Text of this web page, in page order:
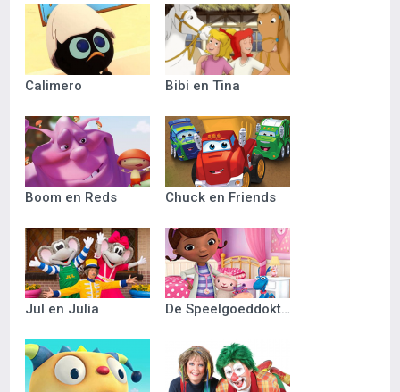
Calimero Bibi en Tina
Boom en Reds Chuck en Friends
Jul en Julia De Speelgoeddokter